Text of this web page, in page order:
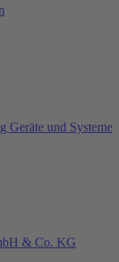
Geräte und Systeme